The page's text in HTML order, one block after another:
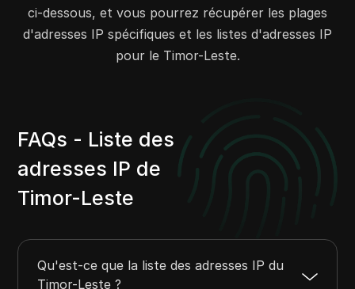
ci-dessous, et vous pourrez récupérer les plages
d'adresses IP spécifiques et les listes d'adresses IP
pour le Timor-Leste.
FAQs - Liste des
adresses IP de
Timor-Leste
Qu'est-ce que la liste des adresses IP du
Timor-Leste ?